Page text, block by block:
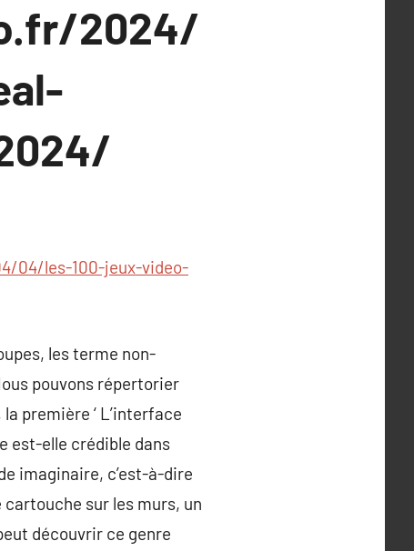
2024/
04/les-100-jeux-video-
les terme non-
pouvons répertorier
première ‘ L’interface
est-elle crédible dans
imaginaire, c’est-à-dire
cartouche sur les murs, un
découvrir ce genre